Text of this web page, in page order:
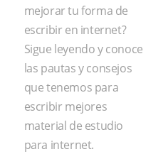
mejorar tu forma de
escribir en internet?
Sigue leyendo y conoce
las pautas y consejos
que tenemos para
escribir mejores
material de estudio
para internet.